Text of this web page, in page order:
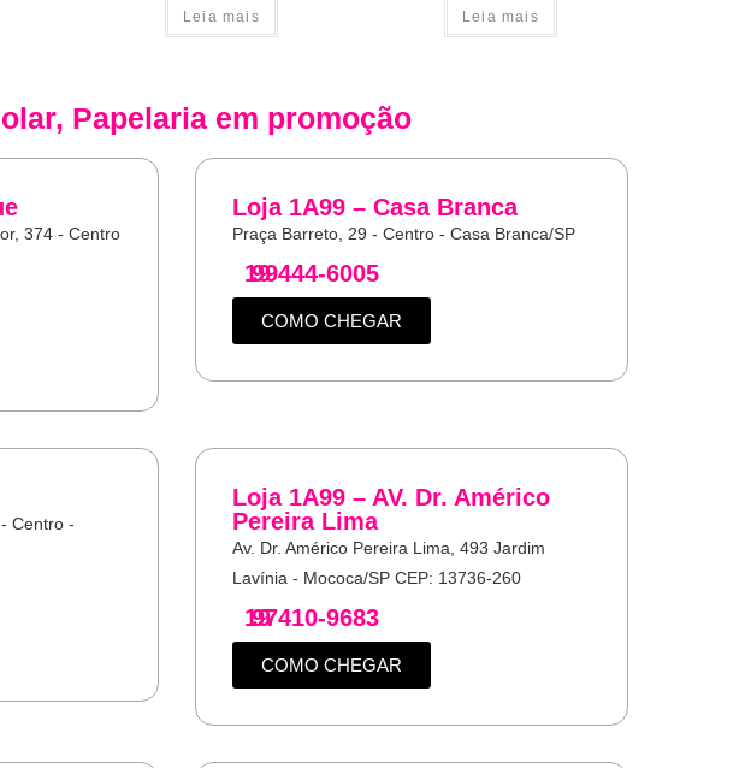
Leia mais Leia mais
, Papelariaem promoção
374 - Centro
Loja 1A99 – Casa Branca
Praça Barreto, 29 - Centro - Casa Branca/SP
19
99444-6005
COMO CHEGAR
Centro -
Loja 1A99 – AV. Dr. Américo
Pereira Lima
Av. Dr. Américo Pereira Lima, 493 Jardim
Lavínia - Mococa/SP CEP: 13736-260
19
97410-9683
COMO CHEGAR